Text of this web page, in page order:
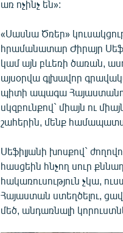
առ ոչինչ են»:
«Սասնա Ծռեր»
հրամանատար Ժիրայր
կամ այն բևեռի ծառան,
այսօրվա գլխավոր
պիտի ապագա
սկզբունքով` միայն ու
շահերին, մենք
Սեֆիլյանի խոսքով`
հասցեին հնչող սուր
հակառուսություն չկա,
Հայաստան ստեղծելու,
մեծ, անդառնալի